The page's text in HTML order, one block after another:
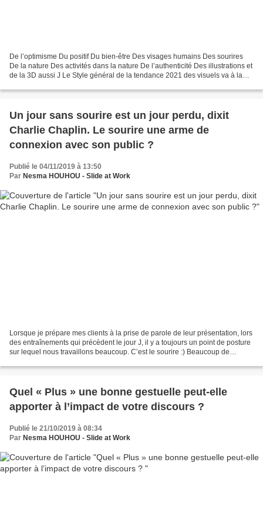
De l’optimisme Du positif Du bien-être Des visages humains Des sourires
De la nature Des activités dans la nature De l’authenticité Des illustrations et
de la 3D aussi J Le Style général de la tendance 2021 des visuels va à la
Un jour sans sourire est un jour perdu, dixit
Charlie Chaplin. Le sourire une arme de
connexion avec son public ?
Publié le 04/11/2019 à 13:50
Par Nesma HOUHOU - Slide at Work
Lorsque je prépare mes clients à la prise de parole de leur présentation, lors
des entraînements qui précèdent le jour J, il y a toujours un point de posture
sur lequel nous travaillons beaucoup. C’est le sourire :) Beaucoup de
Quel « Plus » une bonne gestuelle peut-elle
apporter à l’impact de votre discours ?
Publié le 21/10/2019 à 08:34
Par Nesma HOUHOU - Slide at Work